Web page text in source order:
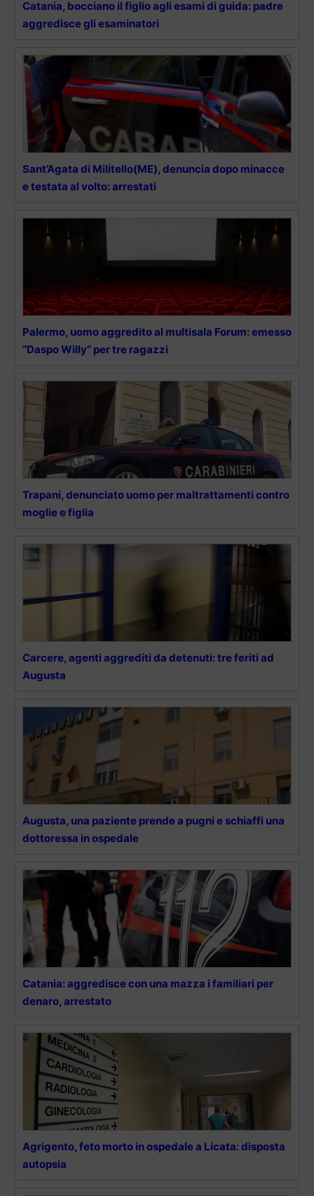
Catania, bocciano il figlio agli esami di guida: padre
aggredisce gli esaminatori
Sant’Agata di Militello(ME), denuncia dopo minacce
e testata al volto: arrestati
Palermo, uomo aggredito al multisala Forum: emesso
“Daspo Willy” per tre ragazzi
Trapani, denunciato uomo per maltrattamenti contro
moglie e figlia
Carcere, agenti aggrediti da detenuti: tre feriti ad
Augusta
Augusta, una paziente prende a pugni e schiaffi una
dottoressa in ospedale
Catania: aggredisce con una mazza i familiari per
denaro, arrestato
Agrigento, feto morto in ospedale a Licata: disposta
autopsia